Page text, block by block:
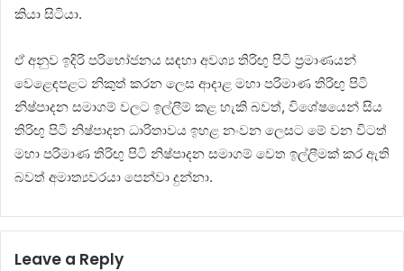
කියා සිටියා.
ඒ අනුව ඉදිරි පරිභෝජනය සඳහා අවශ්‍ය තිරිඟු පිටි ප්‍රමාණයන්
වෙළෙඳපළට නිකුත් කරන ලෙස ආදාළ මහා පරිමාණ තිරිඟු පිටි
නිෂ්පාදන සමාගම් වලට ඉල්ලීම් කළ හැකි බවත්, විශේෂයෙන් සිය
තිරිඟු පිටි නිෂ්පාදන ධාරිතාවය ඉහළ නංවන ලෙසට මේ වන විටත්
මහා පරිමාණ තිරිඟු පිටි නිෂ්පාදන සමාගම් වෙත ඉල්ලීමක් කර ඇති
බවත් අමාත්‍යවරයා පෙන්වා දුන්නා.
Leave a Reply